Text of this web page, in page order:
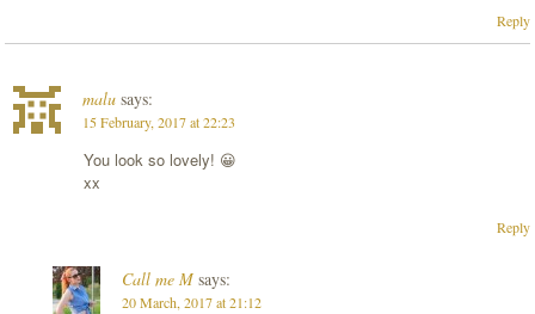
Reply
malu says:
15 February, 2017 at 22:23
You look so lovely! 😀
xx
Reply
Call me M says:
20 March, 2017 at 21:12